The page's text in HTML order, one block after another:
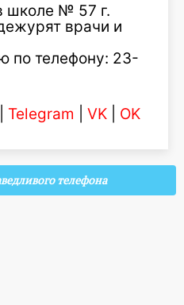
школе № 57 г.
врачи и
по телефону: 23-
Telegram VK OK
телефона